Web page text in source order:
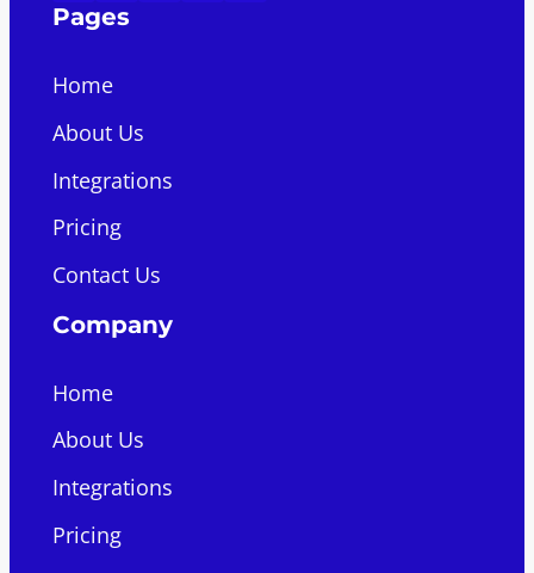
Pages
Home
About Us
Integrations
Pricing
Contact Us
Company
Home
About Us
Integrations
Pricing